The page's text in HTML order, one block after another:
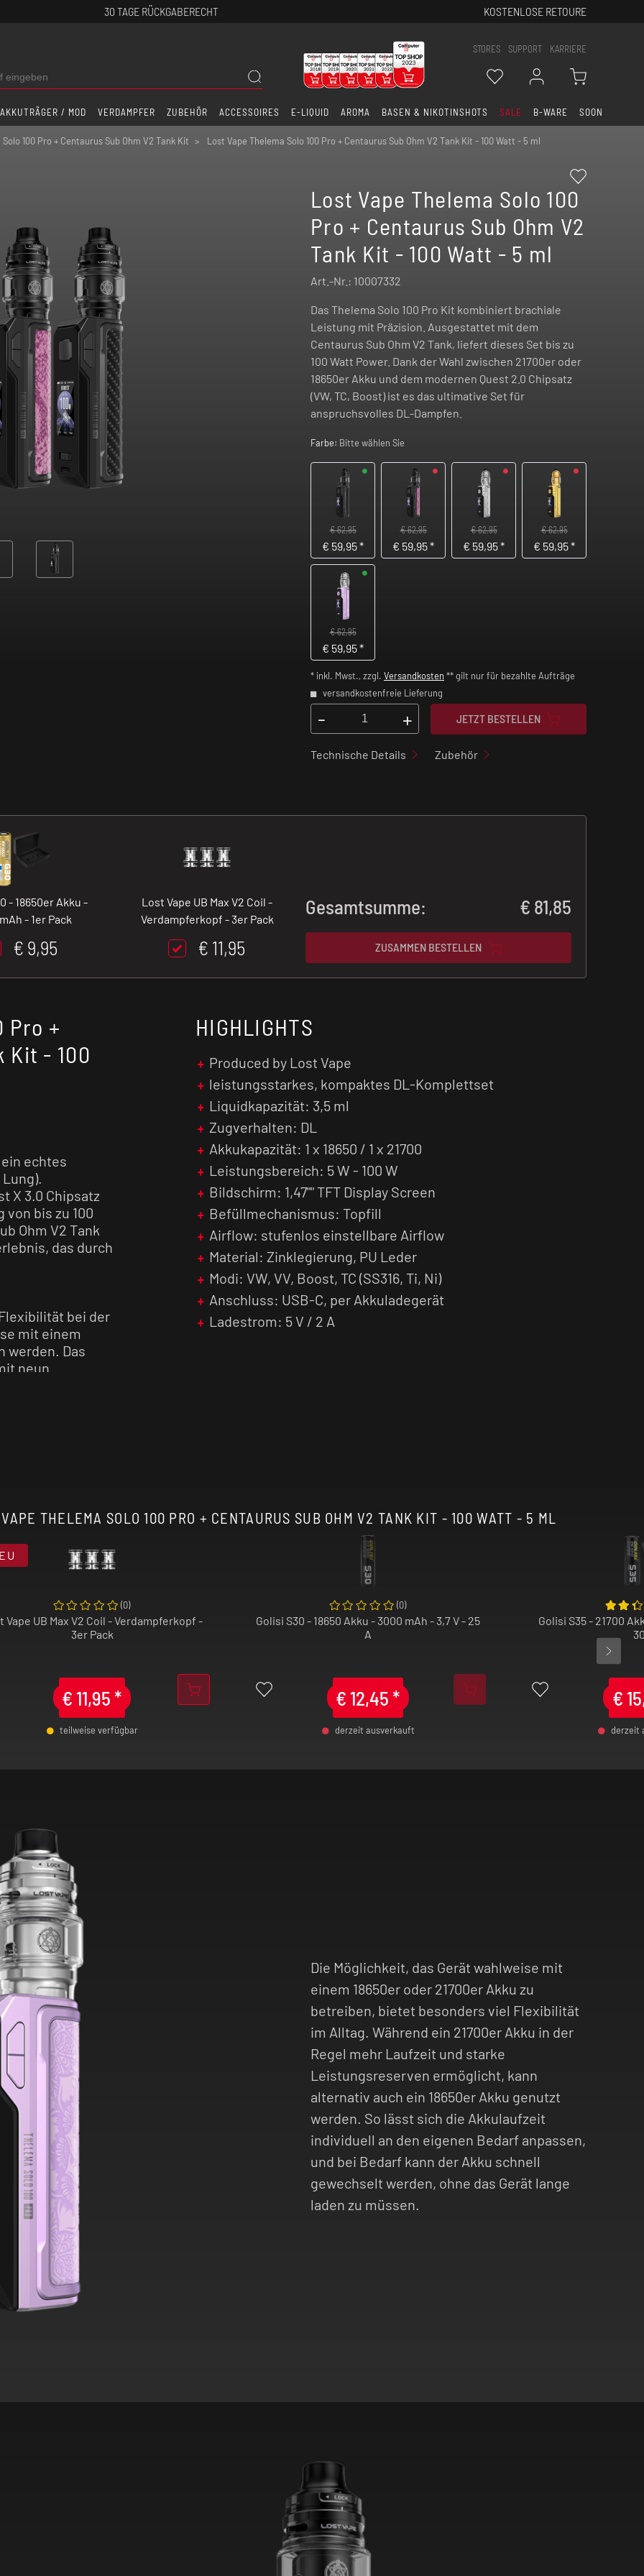
30 TAGE RÜCKGABERECHT KOSTENLOSE RETOURE
STORES SUPPORT KARRIERE
AKKUTRÄGER / MOD VERDAMPFER ZUBEHÖR ACCESSOIRES E-LIQUID AROMA BASEN & NIKOTINSHOTS SALE B-WARE SOON
100 Pro + Centaurus Sub Ohm V2 Tank Kit Lost Vape Thelema Solo 100 Pro + Centaurus Sub Ohm V2 Tank Kit - 100 Watt - 5 ml
Lost Vape Thelema Solo 100
Pro + Centaurus Sub Ohm V2
Tank Kit - 100 Watt - 5 ml
Art.-Nr.: 10007332
Das Thelema Solo 100 Pro Kit kombiniert brachiale
Leistung mit Präzision. Ausgestattet mit dem
Centaurus Sub Ohm V2 Tank, liefert dieses Set bis zu
100 Watt Power. Dank der Wahl zwischen 21700er oder
18650er Akku und dem modernen Quest 2.0 Chipsatz
(VW, TC, Boost) ist es das ultimative Set für
anspruchsvolles DL-Dampfen.
Farbe: Bitte wählen Sie
€ 62,95
€ 59,95*
€ 62,95
€ 59,95*
€ 62,95
€ 59,95*
€ 62,95
€ 59,95*
€ 62,95
€ 59,95*
* inkl. Mwst., zzgl. Versandkosten ** gilt nur für bezahlte Aufträge
versandkostenfreie Lieferung
- + JETZT BESTELLEN
Technische Details Zubehör
- 18650er Akku -
- 1er Pack
€ 9,95
Lost Vape UB Max V2 Coil -
Verdampferkopf - 3er Pack
€ 11,95
Gesamtsumme: € 81,85
ZUSAMMEN BESTELLEN
Pro +
Kit - 100
ein echtes
X 3.0 Chipsatz
bis zu 100
Ohm V2 Tank
das durch
bei der
mit einem
werden. Das
neun
keine Wünsche
Ersatzglas) und
auf
Top-Airflow
Wer ein
Pro kaufen.
Design und
HIGHLIGHTS
Produced by Lost Vape
leistungsstarkes, kompaktes DL-Komplettset
Liquidkapazität: 3,5 ml
Zugverhalten: DL
Akkukapazität: 1 x 18650 / 1 x 21700
Leistungsbereich: 5 W - 100 W
Bildschirm: 1,47"" TFT Display Screen
Befüllmechanismus: Topfill
Airflow: stufenlos einstellbare Airflow
Material: Zinklegierung, PU Leder
Modi: VW, VV, Boost, TC (SS316, Ti, Ni)
Anschluss: USB-C, per Akkuladegerät
Ladestrom: 5 V / 2 A
THELEMA SOLO 100 PRO + CENTAURUS SUB OHM V2 TANK KIT - 100 WATT - 5 ML
€ 11,95*
teilweise verfügbar
(0)
Vape UB Max V2 Coil - Verdampferkopf -
3er Pack
€ 12,45*
derzeit ausverkauft
(0)
Golisi S30 - 18650 Akku - 3000 mAh - 3,7 V - 25
A
€
derzeit
Golisi S35 - 21700
Die Möglichkeit, das Gerät wahlweise mit
einem 18650er oder 21700er Akku zu
betreiben, bietet besonders viel Flexibilität
im Alltag. Während ein 21700er Akku in der
Regel mehr Laufzeit und starke
Leistungsreserven ermöglicht, kann
alternativ auch ein 18650er Akku genutzt
werden. So lässt sich die Akkulaufzeit
individuell an den eigenen Bedarf anpassen,
und bei Bedarf kann der Akku schnell
gewechselt werden, ohne das Gerät lange
laden zu müssen.